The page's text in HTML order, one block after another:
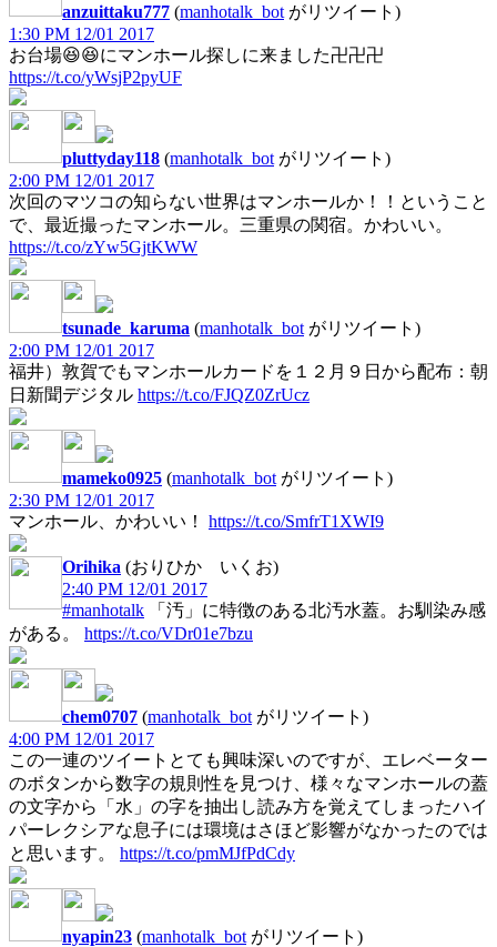
anzuittaku777 (manhotalk_bot がリツイート)
1:30 PM 12/01 2017
お台場😆😆にマンホール探しに来ました卍卍卍
https://t.co/yWsjP2pyUF
pluttyday118 (manhotalk_bot がリツイート)
2:00 PM 12/01 2017
次回のマツコの知らない世界はマンホールか！！ということ
で、最近撮ったマンホール。三重県の関宿。かわいい。
https://t.co/zYw5GjtKWW
tsunade_karuma (manhotalk_bot がリツイート)
2:00 PM 12/01 2017
福井）敦賀でもマンホールカードを１２月９日から配布：朝
日新聞デジタル https://t.co/FJQZ0ZrUcz
mameko0925 (manhotalk_bot がリツイート)
2:30 PM 12/01 2017
マンホール、かわいい！ https://t.co/SmfrT1XWI9
Orihika (おりひか いくお)
2:40 PM 12/01 2017
#manhotalk 「汚」に特徴のある北汚水蓋。お馴染み感
がある。 https://t.co/VDr01e7bzu
chem0707 (manhotalk_bot がリツイート)
4:00 PM 12/01 2017
この一連のツイートとても興味深いのですが、エレベーター
のボタンから数字の規則性を見つけ、様々なマンホールの蓋
の文字から「水」の字を抽出し読み方を覚えてしまったハイ
パーレクシアな息子には環境はさほど影響がなかったのでは
と思います。 https://t.co/pmMJfPdCdy
nyapin23 (manhotalk_bot がリツイート)